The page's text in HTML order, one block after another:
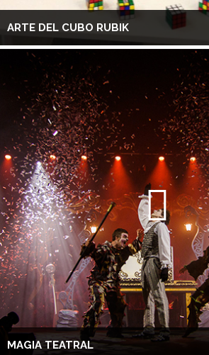
ARTE DEL CUBO RUBIK
MAGIA TEATRAL